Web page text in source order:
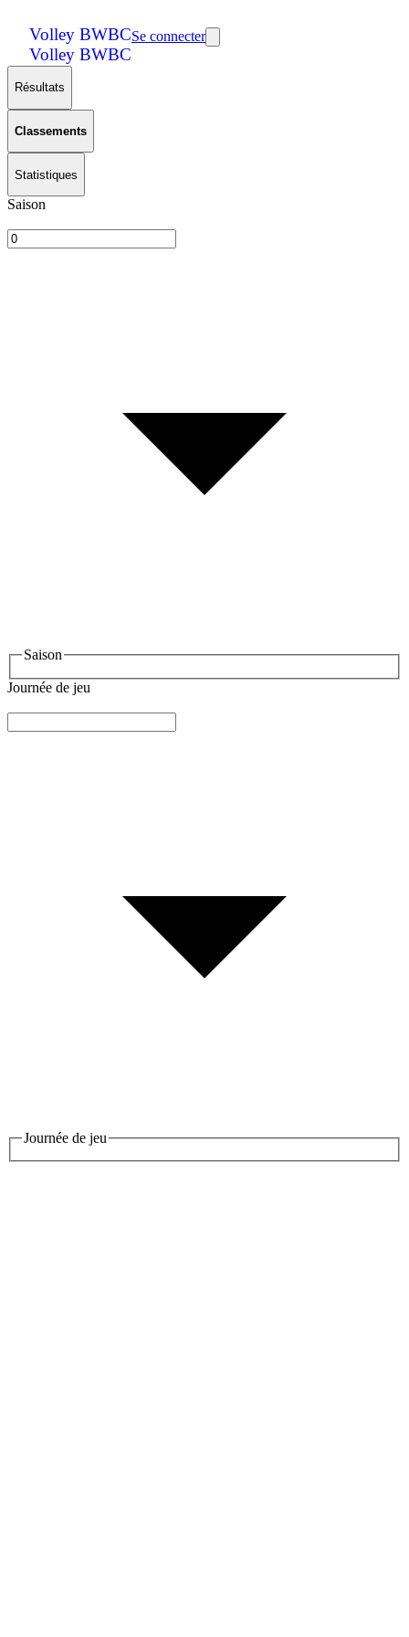
Volley BWBC
Volley BWBC
Se connecter
Résultats
Classements
Statistiques
Saison
Saison
Journée de jeu
Journée de jeu